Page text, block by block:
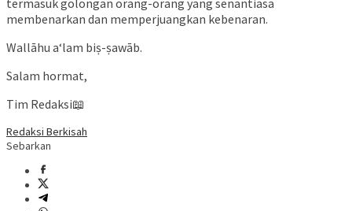
termasuk golongan orang-orang yang senantiasa
membenarkan dan memperjuangkan kebenaran.
Wallāhu a‘lam biṣ-ṣawāb.
Salam hormat,
Tim Redaksi📖
Redaksi Berkisah
Sebarkan